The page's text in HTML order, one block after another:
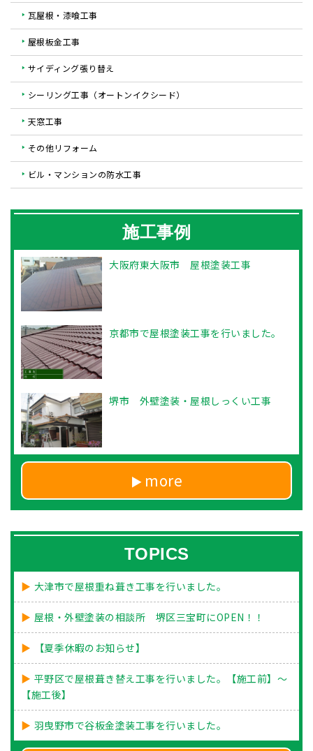
瓦屋根・漆喰工事
屋根板金工事
サイディング張り替え
シーリング工事（オートンイクシード）
天窓工事
その他リフォーム
ビル・マンションの防水工事
施工事例
大阪府東大阪市 屋根塗装工事
京都市で屋根塗装工事を行いました。
堺市 外壁塗装・屋根しっくい工事
more
TOPICS
大津市で屋根重ね葺き工事を行いました。
屋根・外壁塗装の相談所 堺区三宝町にOPEN！！
【夏季休暇のお知らせ】
平野区で屋根葺き替え工事を行いました。【施工前】～
【施工後】
羽曳野市で谷板金塗装工事を行いました。